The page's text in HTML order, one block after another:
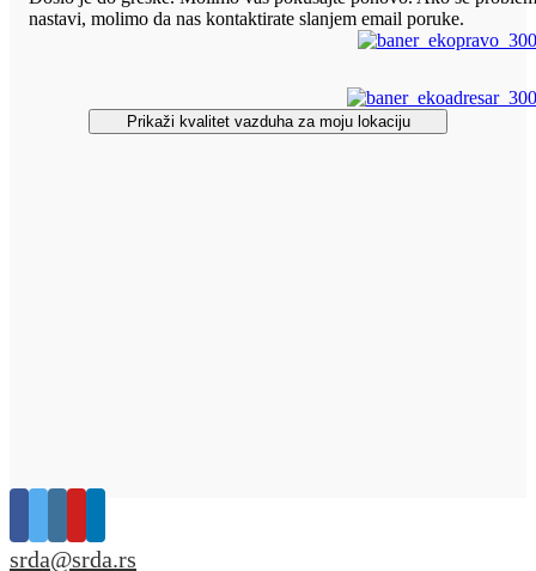
nastavi, molimo da nas kontaktirate slanjem email poruke.
Prikaži kvalitet vazduha za moju lokaciju
srda@srda.rs